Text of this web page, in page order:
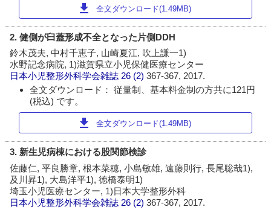
download 全文ダウンロード(1.49MB)
2. 健側が臼蓋形成不全となった片側DDH
鈴木茂夫, 中村千恵子, 山崎夏江, 吹上謙一1)
水野記念病院, 1)滋賀県立小児保健医療センター
日本小児整形外科学会雑誌 26 (2)367-367, 2017.
全文ダウンロード： 従量制、基本料金制の方共に121円
(税込) です。
download 全文ダウンロード(1.49MB)
3. 新生児病棟における股関節検診
佐藤仁, 平良勝章, 根本菜穂, 小島敏雄, 遠藤則行, 長尾聡哉1),
及川昇1), 大島洋平1), 徳橋泰明1)
埼玉小児医療センター, 1)日本大学整形外科
日本小児整形外科学会雑誌 26 (2)367-367, 2017.